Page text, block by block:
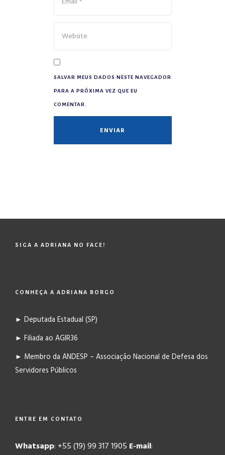
SALVAR MEUS DADOS NESTE NAVEGADOR
PARA A PRÓXIMA VEZ QUE EU
COMENTAR.
SIGA A ADRIANA NO FACE!
CONHEÇA A ADRIANA BORGO
► Deputada Estadual (SP)
► Filiada ao AGIR36
► Membro da ANDESP – Associação Nacional de Defesa dos
Servidores Públicos
ENTRE EM CONTATO
Whatsapp: +55 (19) 99 317 1905 E-mail: